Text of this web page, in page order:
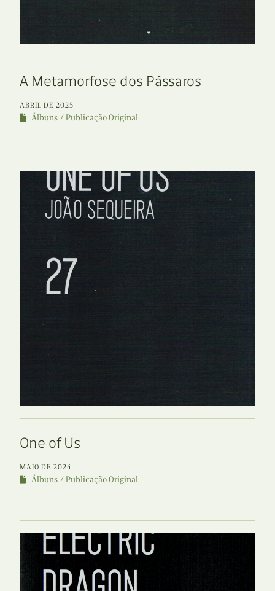
A Metamorfose dos Pássaros
ABRIL DE 2025
Álbuns Publicação Original
One of Us
MAIO DE 2024
Álbuns Publicação Original